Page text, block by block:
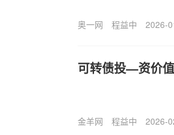
奥一网 程益中 2026-
可转债投—资价
金羊网 程益中 2026-